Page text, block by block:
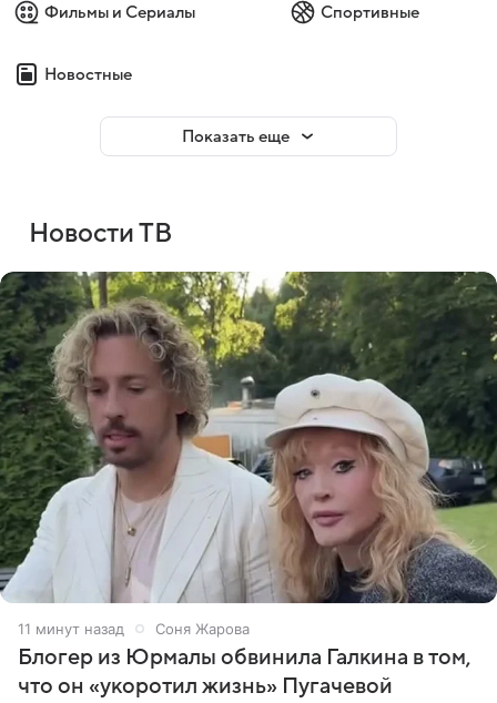
Фильмы и Сериалы Спортивные
Новостные
Показать еще
Новости ТВ
11 минут назад Соня Жарова
Блогер из Юрмалы обвинила Галкина в том,
что он «укоротил жизнь» Пугачевой